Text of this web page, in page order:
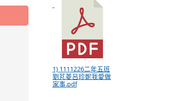
1) 1111226二年五班
劉芃菱呂珍妮我愛做
家事.pdf